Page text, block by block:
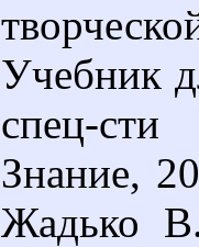
Учебник
спец-
Знание,
Жадько